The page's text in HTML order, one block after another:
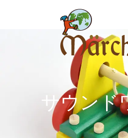
サウンド